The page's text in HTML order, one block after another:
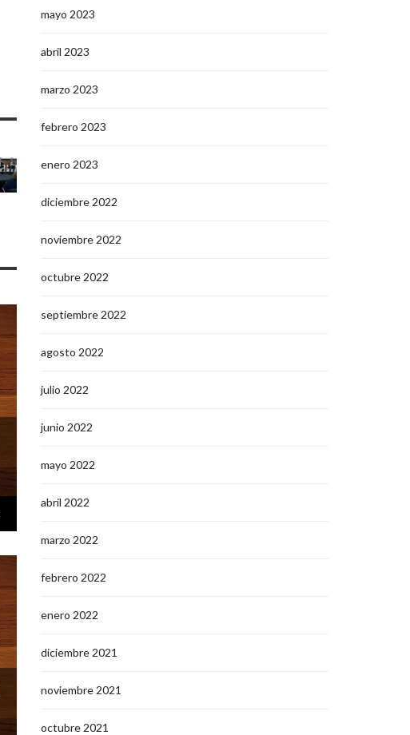
mayo 2023
abril 2023
marzo 2023
febrero 2023
enero 2023
diciembre 2022
noviembre 2022
octubre 2022
septiembre 2022
agosto 2022
julio 2022
junio 2022
mayo 2022
abril 2022
marzo 2022
febrero 2022
enero 2022
diciembre 2021
noviembre 2021
octubre 2021